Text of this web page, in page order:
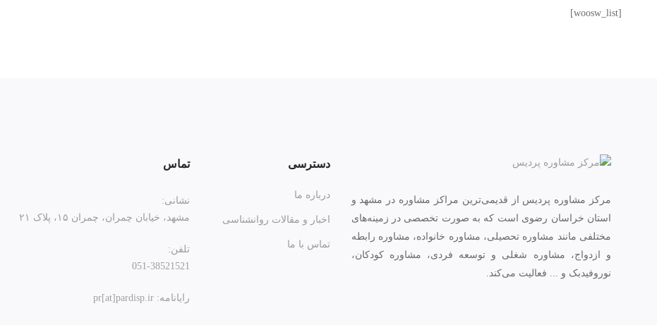
[woosw_list]
مرکز مشاوره پردیس از قدیمی‌ترین مراکز مشاوره در مشهد و
استان خراسان رضوی است که به صورت تخصصی در زمینه‌های
مختلفی مانند مشاوره تحصیلی، مشاوره خانواده، مشاوره رابطه
و ازدواج، مشاوره شغلی و توسعه فردی، مشاوره کودکان،
نوروفیدبک و ... فعالیت می‌کند.
دسترسی
درباره ما
اخبار و مقالات روانشناسی
تماس با ما
تماس
نشانی:
مشهد، خیابان چمران، چمران ۱۵، پلاک ۲۱
تلفن:
051-38521521
رایانامه: pr[at]pardisp.ir